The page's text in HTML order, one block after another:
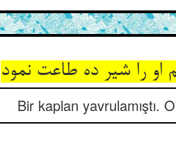
Bir kaplan yavrulamıştı.